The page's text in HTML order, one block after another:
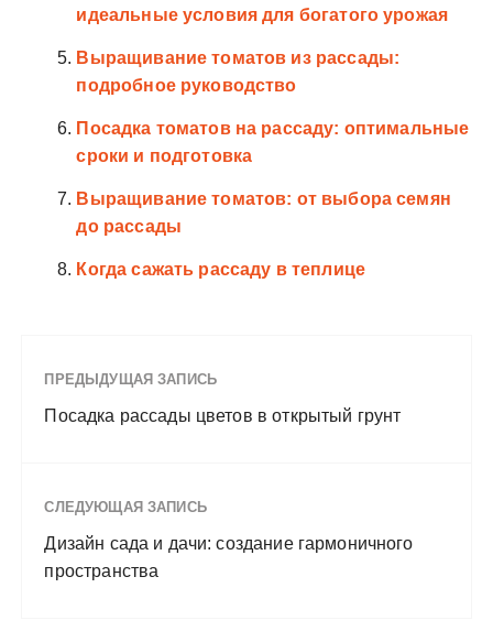
идеальные условия для богатого урожая
Выращивание томатов из рассады:
подробное руководство
Посадка томатов на рассаду: оптимальные
сроки и подготовка
Выращивание томатов: от выбора семян
до рассады
Когда сажать рассаду в теплице
ПРЕДЫДУЩАЯ ЗАПИСЬ
Посадка рассады цветов в открытый грунт
СЛЕДУЮЩАЯ ЗАПИСЬ
Дизайн сада и дачи: создание гармоничного
пространства